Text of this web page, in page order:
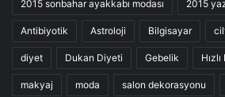
2015 sonbahar ayakkabı modası 2015
Antibiyotik Astroloji Bilgisayar
diyet Dukan Diyeti Gebelik
makyaj moda salon dekorasyonu